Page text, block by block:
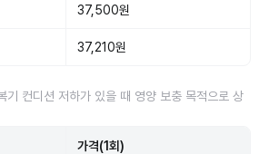
37,500원
37,210원
기 컨디션 저하가 있을 때 영양 보충 목적으로 상
가격(1회)